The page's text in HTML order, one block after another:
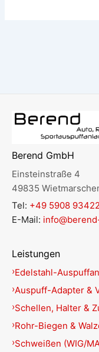
Berend GmbH
Einsteinstraße 4
49835
Tel: +49 5908
E-Mail:
Leistungen
Edelstahl-
Auspuff-Adapter &
Schellen, Halter &
Rohr-Biegen &
Schweißen (WIG/